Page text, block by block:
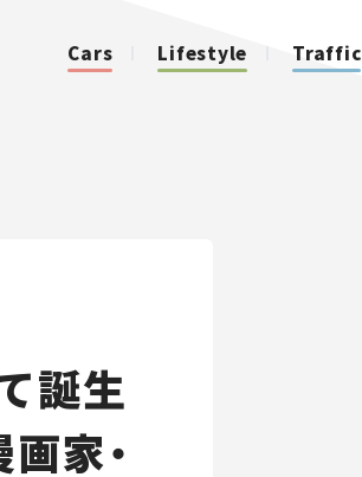
Cars Lifestyle Traffic
誕生
家・
Traffic
Special